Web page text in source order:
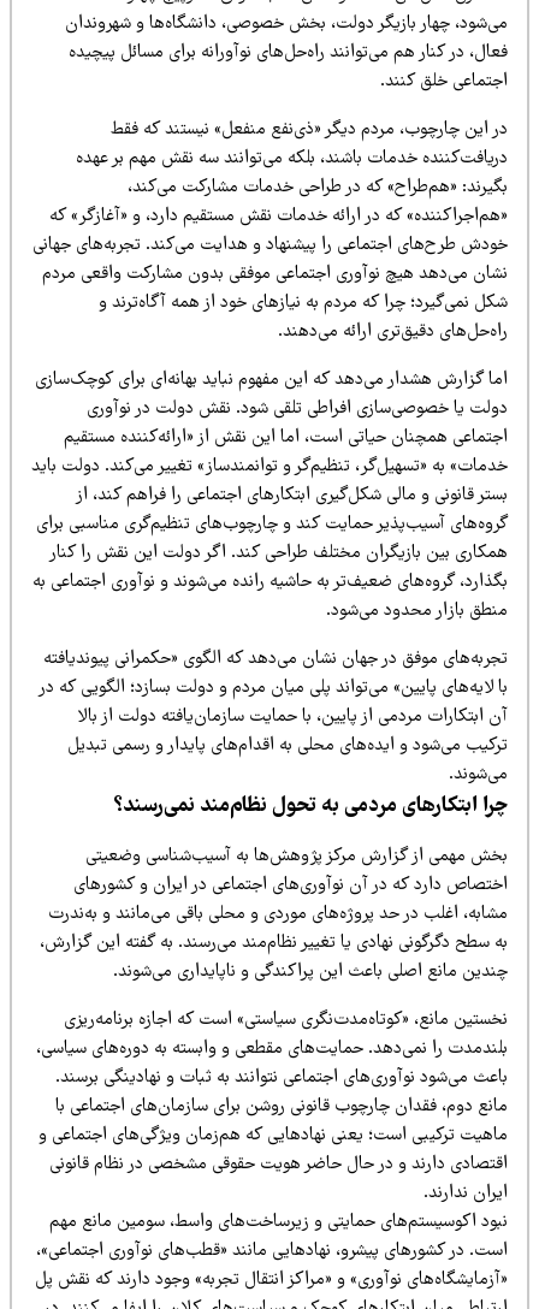
چهار بازیگر دولت، بخش خصوصی، دانشگاه‌ها و شهروندان
در کنار هم می‌توانند راه‌حل‌های نوآورانه برای مسائل پیچیده
خلق کنند.
این چارچوب، مردم دیگر «ذی‌نفع منفعل» نیستند که فقط
خدمات باشند، بلکه می‌توانند سه نقش مهم بر عهده
«هم‌طراح» که در طراحی خدمات مشارکت می‌کند،
که در ارائه خدمات نقش مستقیم دارد، و «آغازگر» که
طرح‌های اجتماعی را پیشنهاد و هدایت می‌کند. تجربه‌های جهانی
می‌دهد هیچ نوآوری اجتماعی موفقی بدون مشارکت واقعی مردم
نمی‌گیرد؛ چرا که مردم به نیازهای خود از همه آگاه‌ترند و
دقیق‌تری ارائه می‌دهند.
گزارش هشدار می‌دهد که این مفهوم نباید بهانه‌ای برای کوچک‌سازی
یا خصوصی‌سازی افراطی تلقی شود. نقش دولت در نوآوری
همچنان حیاتی است، اما این نقش از «ارائه‌کننده مستقیم
به «تسهیل‌گر، تنظیم‌گر و توانمندساز» تغییر می‌کند. دولت باید
قانونی و مالی شکل‌گیری ابتکارهای اجتماعی را فراهم کند، از
آسیب‌پذیر حمایت کند و چارچوب‌های تنظیم‌گری مناسبی برای
بین بازیگران مختلف طراحی کند. اگر دولت این نقش را کنار
گروه‌های ضعیف‌تر به حاشیه رانده می‌شوند و نوآوری اجتماعی به
بازار محدود می‌شود.
موفق در جهان نشان می‌دهد که الگوی «حکمرانی پیوندیافته
لایه‌های پایین» می‌تواند پلی میان مردم و دولت بسازد؛ الگویی که در
ابتکارات مردمی از پایین، با حمایت سازمان‌یافته دولت از بالا
می‌شود و ایده‌های محلی به اقدام‌های پایدار و رسمی تبدیل
ابتکارهای مردمی به تحول نظام‌مند نمی‌رسند؟
مهمی از گزارش مرکز پژوهش‌ها به آسیب‌شناسی وضعیتی
دارد که در آن نوآوری‌های اجتماعی در ایران و کشورهای
اغلب در حد پروژه‌های موردی و محلی باقی می‌مانند و به‌ندرت
سطح دگرگونی نهادی یا تغییر نظام‌مند می‌رسند. به گفته این گزارش،
مانع اصلی باعث این پراکندگی و ناپایداری می‌شوند.
مانع، «کوتاه‌مدت‌نگری سیاستی» است که اجازه برنامه‌ریزی
را نمی‌دهد. حمایت‌های مقطعی و وابسته به دوره‌های سیاسی،
می‌شود نوآوری‌های اجتماعی نتوانند به ثبات و نهادینگی برسند.
دوم، فقدان چارچوب قانونی روشن برای سازمان‌های اجتماعی با
ترکیبی است؛ یعنی نهادهایی که هم‌زمان ویژگی‌های اجتماعی و
دارند و در حال حاضر هویت حقوقی مشخصی در نظام قانونی
ندارند.
اکوسیستم‌های حمایتی و زیرساخت‌های واسط، سومین مانع مهم
در کشورهای پیشرو، نهادهایی مانند «قطب‌های نوآوری اجتماعی»،
نوآوری» و «مراکز انتقال تجربه» وجود دارند که نقش پل